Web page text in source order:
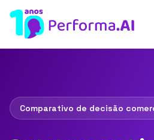
Comparativo de decisão